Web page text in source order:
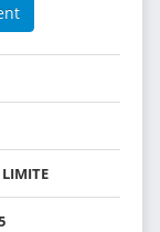
LIMITE